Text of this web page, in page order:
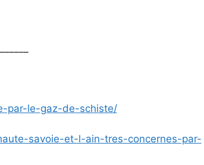
par-le-gaz-de-schiste/
savoie-et-l-ain-tres-concernes-par-